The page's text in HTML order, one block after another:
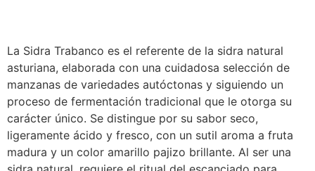
La Sidra Trabanco es el referente de la sidra natural
asturiana, elaborada con una cuidadosa selección de
manzanas de variedades autóctonas y siguiendo un
proceso de fermentación tradicional que le otorga su
carácter único. Se distingue por su sabor seco,
ligeramente ácido y fresco, con un sutil aroma a fruta
madura y un color amarillo pajizo brillante. Al ser una